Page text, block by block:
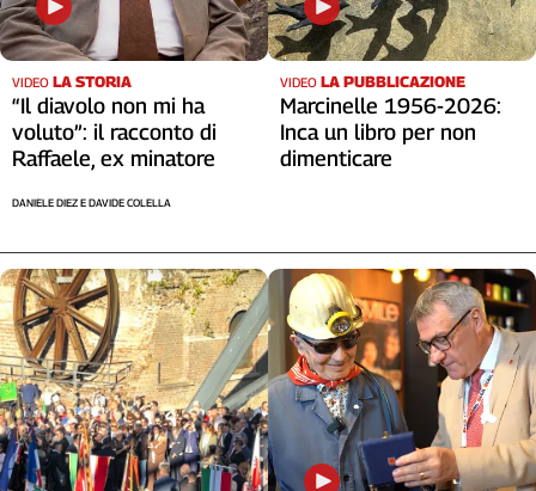
VIDEO LA STORIA
“Il diavolo non mi ha
voluto”: il racconto di
Raffaele, ex minatore
DANIELE DIEZ E DAVIDE COLELLA
VIDEO LA PUBBLICAZIONE
Marcinelle 1956-2026:
Inca un libro per non
dimenticare